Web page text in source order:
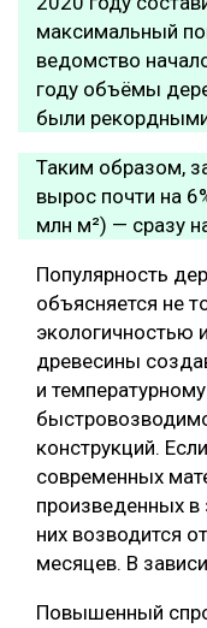
максимальный
ведомство
году объёмы
были
Таким образом,
вырос почти на
млн м²) — сразу
Популярность
объясняется не
экологичностью
древесины
и
конструкций.
современных
произведенных в
них возводится
месяцев. В
Повышенный